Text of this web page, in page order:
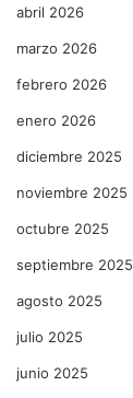
abril 2026
marzo 2026
febrero 2026
enero 2026
diciembre 2025
noviembre 2025
octubre 2025
septiembre 2025
agosto 2025
julio 2025
junio 2025